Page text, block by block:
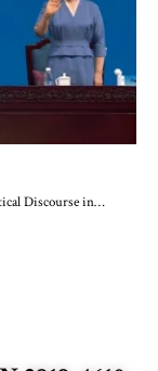
Discourse in…